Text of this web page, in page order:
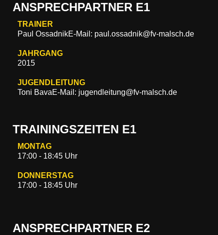
ANSPRECHPARTNER E1
TRAINER
Paul OssadnikE-Mail: paul.ossadnik@fv-malsch.de
JAHRGANG
2015
JUGENDLEITUNG
Toni BavaE-Mail: jugendleitung@fv-malsch.de
TRAININGSZEITEN E1
MONTAG
17:00 - 18:45 Uhr
DONNERSTAG
17:00 - 18:45 Uhr
ANSPRECHPARTNER E2